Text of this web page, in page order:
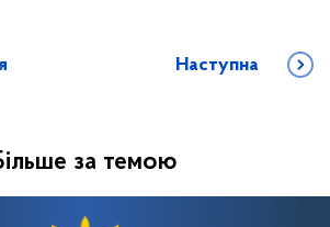
Наступна
за темою